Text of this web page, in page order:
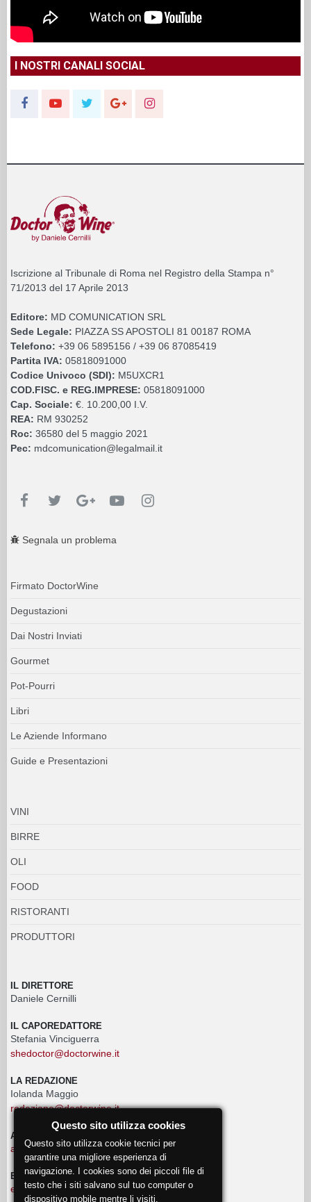
I NOSTRI CANALI SOCIAL
Iscrizione al Tribunale di Roma nel Registro della Stampa n°
71/2013 del 17 Aprile 2013
Editore: MD COMUNICATION SRL
Sede Legale: PIAZZA SS APOSTOLI 81 00187 ROMA
Telefono: +39 06 5895156 / +39 06 87085419
Partita IVA: 05818091000
Codice Univoco (SDI): M5UXCR1
COD.FISC. e REG.IMPRESE: 05818091000
Cap. Sociale: €. 10.200,00 I.V.
REA: RM 930252
Roc: 36580 del 5 maggio 2021
Pec: mdcomunication@legalmail.it
Segnala un problema
Firmato DoctorWine
Degustazioni
Dai Nostri Inviati
Gourmet
Pot-Pourri
Libri
Le Aziende Informano
Guide e Presentazioni
VINI
BIRRE
OLI
FOOD
RISTORANTI
PRODUTTORI
IL DIRETTORE
Daniele Cernilli
IL CAPOREDATTORE
Stefania Vinciguerra
shedoctor@doctorwine.it
LA REDAZIONE
Iolanda Maggio
redazione@doctorwine.it
ADVERTISING
advertising@doctorwine.it
EVENTI
eventi@doctorwine.it
Questo sito utilizza cookies
Questo sito utilizza cookie tecnici per
garantire una migliore esperienza di
navigazione. I cookies sono dei piccoli file di
testo che i siti salvano sul tuo computer o
dispositivo mobile mentre li visiti.